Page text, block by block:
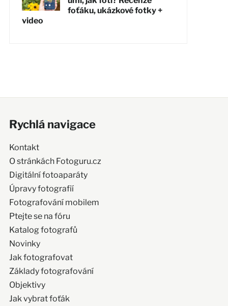
foťáku, ukázkové fotky +
video
Rychlá navigace
Kontakt
O stránkách Fotoguru.cz
Digitální fotoaparáty
Úpravy fotografií
Fotografování mobilem
Ptejte se na fóru
Katalog fotografů
Novinky
Jak fotografovat
Základy fotografování
Objektivy
Jak vybrat foťák